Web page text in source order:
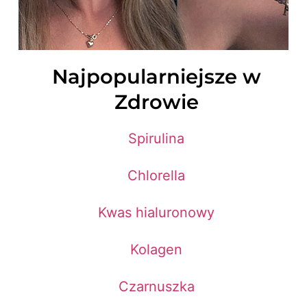
Najpopularniejsze w
Zdrowie
Spirulina
Chlorella
Kwas hialuronowy
Kolagen
Czarnuszka